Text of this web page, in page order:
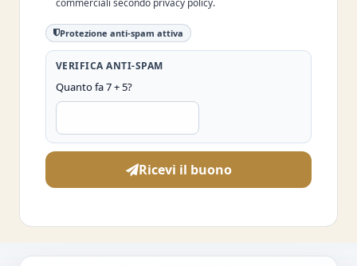
Protezione anti-spam attiva
VERIFICA ANTI-SPAM
Quanto fa 7 + 5?
Ricevi il buono